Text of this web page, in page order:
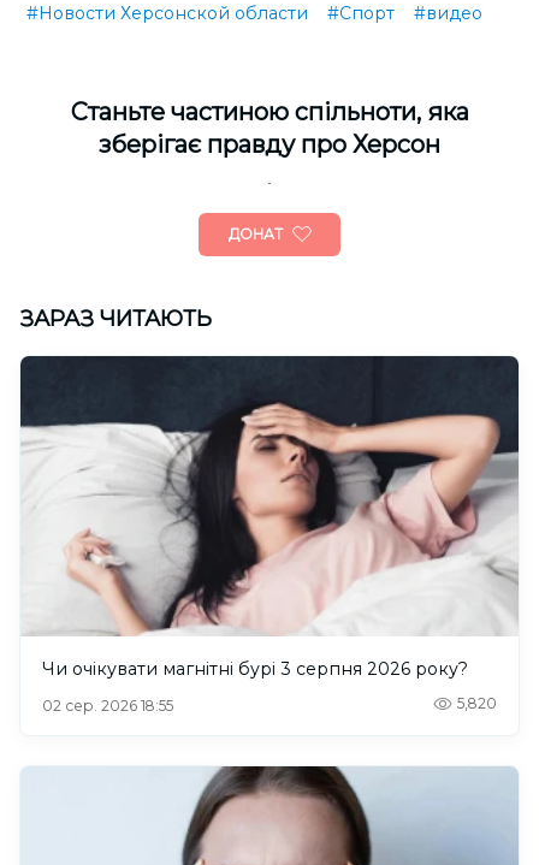
#Новости Херсонской области
#Спорт #видео
Cтаньте частиною спільноти, яка
зберігає правду про Херсон
ДОНАТ
ЗАРАЗ ЧИТАЮТЬ
Чи очікувати магнітні бурі 3 серпня 2026 року?
02 сер. 2026 18:55 5,820